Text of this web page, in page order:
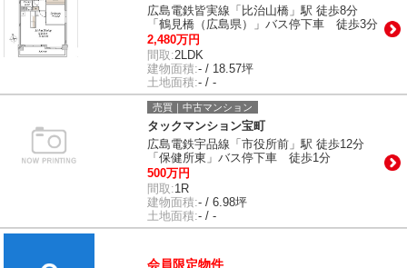
広島電鉄皆実線「比治山橋」駅 徒歩8分
「鶴見橋（広島県）」バス停下車 徒歩3分
2,480万円
間取:2LDK
建物面積:- / 18.57坪
土地面積:- / -
売買｜中古マンション
タックマンション宝町
広島電鉄宇品線「市役所前」駅 徒歩12分
「保健所東」バス停下車 徒歩1分
500万円
間取:1R
建物面積:- / 6.98坪
土地面積:- / -
会員限定物件